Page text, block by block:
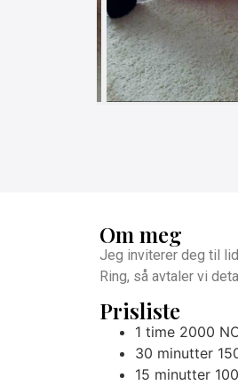
Om meg
Jeg inviterer deg til
Ring, så avtaler vi
Prisliste
1 time 2000
30 minutter
15 minutter